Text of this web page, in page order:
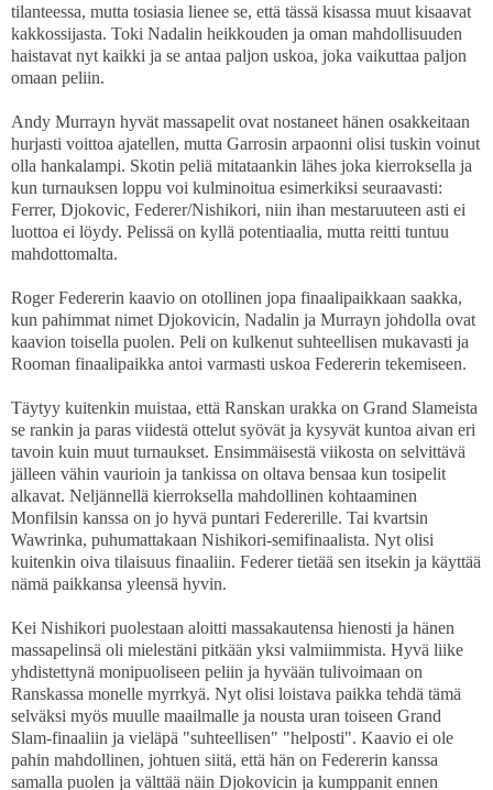
tilanteessa, mutta tosiasia lienee se, että tässä kisassa muut kisaavat
kakkossijasta. Toki Nadalin heikkouden ja oman mahdollisuuden
haistavat nyt kaikki ja se antaa paljon uskoa, joka vaikuttaa paljon
omaan peliin.
Andy Murrayn hyvät massapelit ovat nostaneet hänen osakkeitaan
hurjasti voittoa ajatellen, mutta Garrosin arpaonni olisi tuskin voinut
olla hankalampi. Skotin peliä mitataankin lähes joka kierroksella ja
kun turnauksen loppu voi kulminoitua esimerkiksi seuraavasti:
Ferrer, Djokovic, Federer/Nishikori, niin ihan mestaruuteen asti ei
luottoa ei löydy. Pelissä on kyllä potentiaalia, mutta reitti tuntuu
mahdottomalta.
Roger Federerin kaavio on otollinen jopa finaalipaikkaan saakka,
kun pahimmat nimet Djokovicin, Nadalin ja Murrayn johdolla ovat
kaavion toisella puolen. Peli on kulkenut suhteellisen mukavasti ja
Rooman finaalipaikka antoi varmasti uskoa Federerin tekemiseen.
Täytyy kuitenkin muistaa, että Ranskan urakka on Grand Slameista
se rankin ja paras viidestä ottelut syövät ja kysyvät kuntoa aivan eri
tavoin kuin muut turnaukset. Ensimmäisestä viikosta on selvittävä
jälleen vähin vaurioin ja tankissa on oltava bensaa kun tosipelit
alkavat. Neljännellä kierroksella mahdollinen kohtaaminen
Monfilsin kanssa on jo hyvä puntari Federerille. Tai kvartsin
Wawrinka, puhumattakaan Nishikori-semifinaalista. Nyt olisi
kuitenkin oiva tilaisuus finaaliin. Federer tietää sen itsekin ja käyttää
nämä paikkansa yleensä hyvin.
Kei Nishikori puolestaan aloitti massakautensa hienosti ja hänen
massapelinsä oli mielestäni pitkään yksi valmiimmista. Hyvä liike
yhdistettynä monipuoliseen peliin ja hyvään tulivoimaan on
Ranskassa monelle myrrkyä. Nyt olisi loistava paikka tehdä tämä
selväksi myös muulle maailmalle ja nousta uran toiseen Grand
Slam-finaaliin ja vieläpä "suhteellisen" "helposti". Kaavio ei ole
pahin mahdollinen, johtuen siitä, että hän on Federerin kanssa
samalla puolen ja välttää näin Djokovicin ja kumppanit ennen